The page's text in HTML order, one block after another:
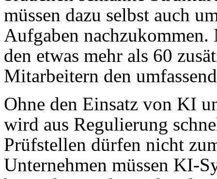
müssen dazu selbst auch
Aufgaben
den etwas mehr als 60
Mitarbeitern den
Ohne den Einsatz von KI
wird aus Regulierung
Prüfstellen dürfen nicht
Unternehmen müssen KI-